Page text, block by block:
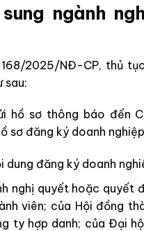
ngành
2025/NĐ-CP, thủ
sau:
hồ sơ thông báo đến
sơ đăng ký doanh
dung đăng ký doanh
nghị quyết hoặc
viên; của Hội đồng
ty hợp danh; của Đại